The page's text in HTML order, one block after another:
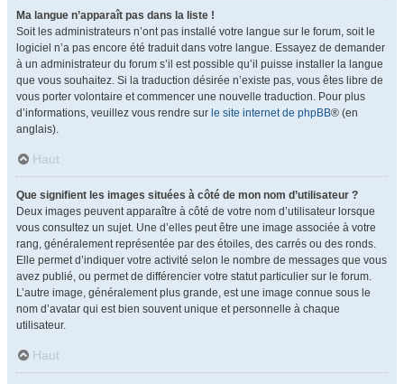
Ma langue n’apparaît pas dans la liste !
Soit les administrateurs n’ont pas installé votre langue sur le forum, soit le
logiciel n’a pas encore été traduit dans votre langue. Essayez de demander
à un administrateur du forum s’il est possible qu’il puisse installer la langue
que vous souhaitez. Si la traduction désirée n’existe pas, vous êtes libre de
vous porter volontaire et commencer une nouvelle traduction. Pour plus
d’informations, veuillez vous rendre sur le site internet de phpBB® (en
anglais).
Haut
Que signifient les images situées à côté de mon nom d’utilisateur ?
Deux images peuvent apparaître à côté de votre nom d’utilisateur lorsque
vous consultez un sujet. Une d’elles peut être une image associée à votre
rang, généralement représentée par des étoiles, des carrés ou des ronds.
Elle permet d’indiquer votre activité selon le nombre de messages que vous
avez publié, ou permet de différencier votre statut particulier sur le forum.
L’autre image, généralement plus grande, est une image connue sous le
nom d’avatar qui est bien souvent unique et personnelle à chaque
utilisateur.
Haut